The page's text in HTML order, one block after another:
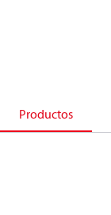
Productos